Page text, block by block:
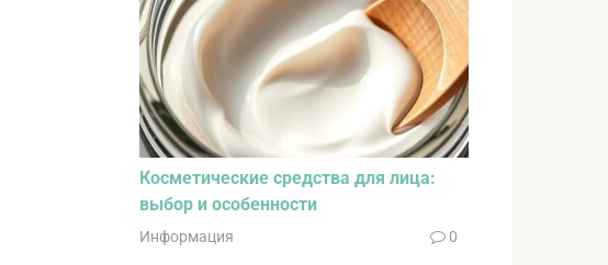
Косметические средства для лица:
выбор и особенности
Информация 0